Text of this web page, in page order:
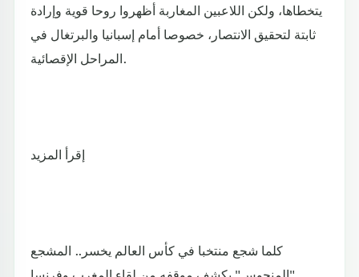
يتخطاها، ولكن اللاعبين المغاربة أظهروا روحا قوية وإرادة
ثابتة لتحقيق الانتصار، خصوصا أمام إسبانيا والبرتغال في
المراحل الإقصائية.
إقرأ المزيد
كلما شجع منتخبا في كأس العالم يخسر.. المشجع